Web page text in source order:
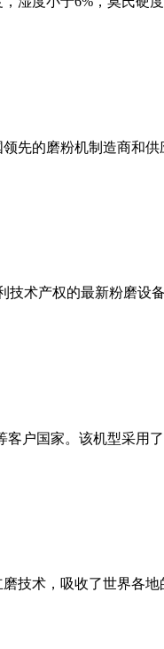
先的磨粉机制造商和
术产权的最新粉磨
户国家。该机型采
技术，吸收了世界各